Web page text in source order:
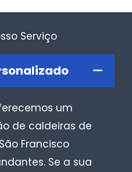
Serviço
um
de caldeiras de
Francisco
Se a sua